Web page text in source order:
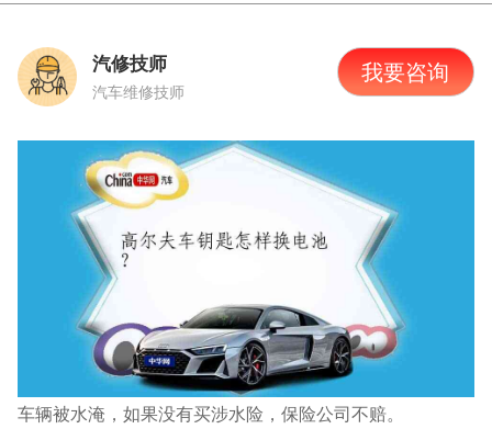
汽修技师
汽车维修技师
我要咨询
车辆被水淹，如果没有买涉水险，保险公司不赔。